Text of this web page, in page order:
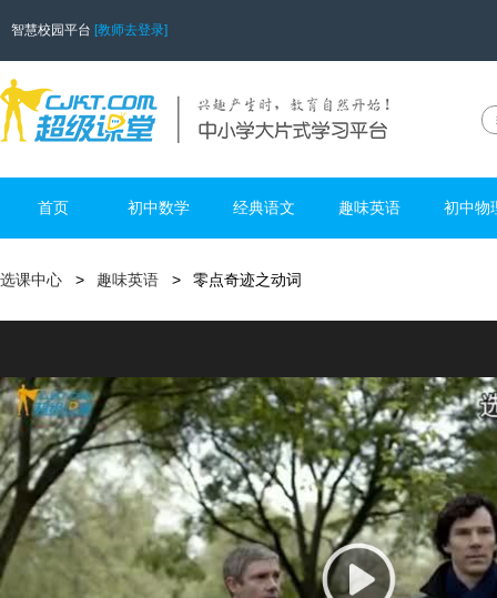
智慧校园平台 [教师去登录]
首页 初中数学 经典语文 趣味英语 初中物
选课中心 趣味英语 零点奇迹之动词